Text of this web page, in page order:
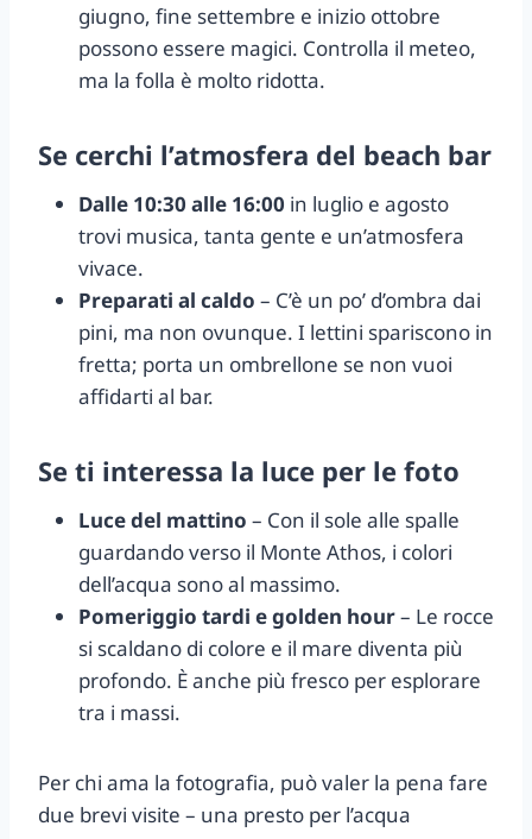
giugno, fine settembre e inizio ottobre
possono essere magici. Controlla il meteo,
ma la folla è molto ridotta.
Se cerchi l’atmosfera del beach bar
Dalle 10:30 alle 16:00 in luglio e agosto
trovi musica, tanta gente e un’atmosfera
vivace.
Preparati al caldo – C’è un po’ d’ombra dai
pini, ma non ovunque. I lettini spariscono in
fretta; porta un ombrellone se non vuoi
affidarti al bar.
Se ti interessa la luce per le foto
Luce del mattino – Con il sole alle spalle
guardando verso il Monte Athos, i colori
dell’acqua sono al massimo.
Pomeriggio tardi e golden hour– Le rocce
si scaldano di colore e il mare diventa più
profondo. È anche più fresco per esplorare
tra i massi.
Per chi ama la fotografia, può valer la pena fare
due brevi visite – una presto per l’acqua